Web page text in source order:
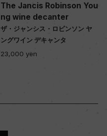
The Jancis Robinson You
ng wine decanter
ザ・ジャンシス・ロビンソン ヤ
ングワイン デキャンタ
23,000 yen